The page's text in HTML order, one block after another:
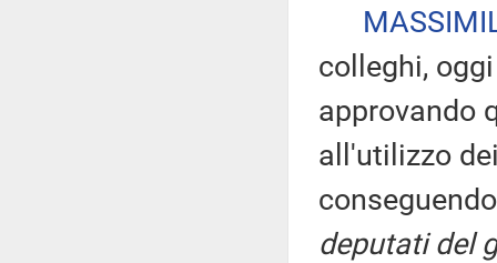
colleghi,
approvando
all'utilizzo
deputati del